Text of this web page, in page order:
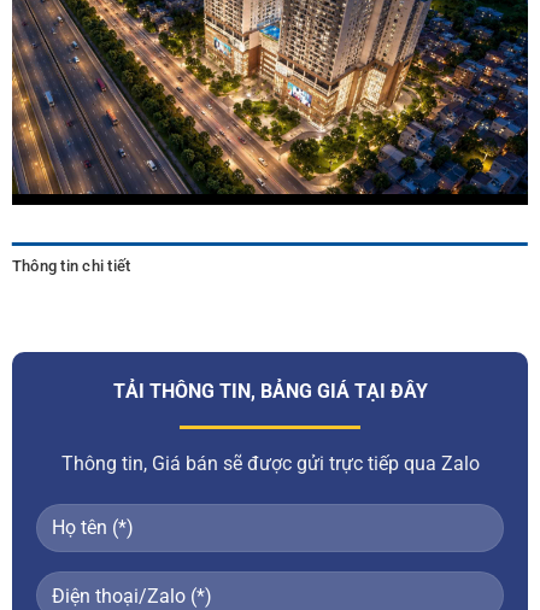
Thông tin chi tiết
TẢI THÔNG TIN, BẢNG GIÁ TẠI ĐÂY
Thông tin, Giá bán sẽ được gửi trực tiếp qua Zalo